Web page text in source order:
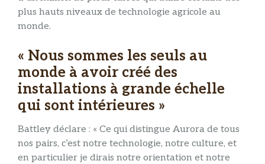
plus hauts niveaux de technologie agricole au
monde.
« Nous sommes les seuls au
monde à avoir créé des
installations à grande échelle
qui sont intérieures »
Battley déclare : « Ce qui distingue Aurora de tous
nos pairs, c’est notre technologie, notre culture, et
en particulier je dirais notre orientation et notre